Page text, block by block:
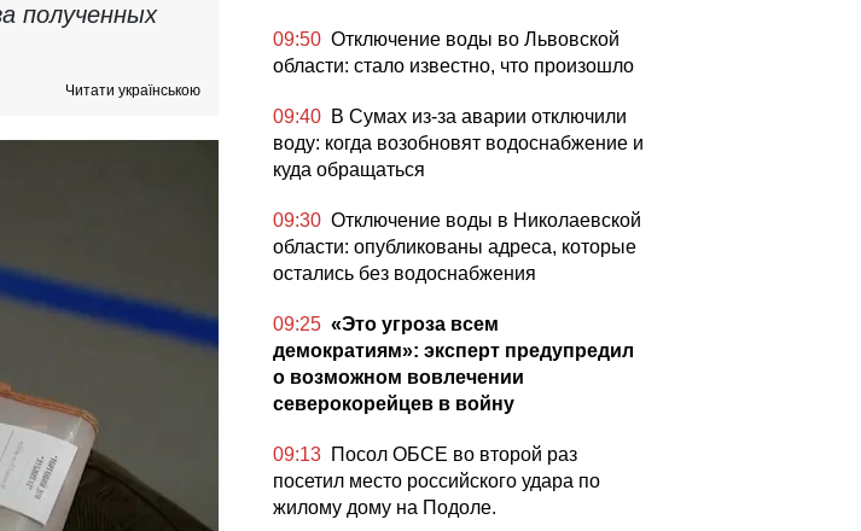
полученных
Читати українською
09:50 Отключение воды во Львовской
области: стало известно, что произошло
09:40 В Сумах из-за аварии отключили
воду: когда возобновят водоснабжение и
куда обращаться
09:30 Отключение воды в Николаевской
области: опубликованы адреса, которые
остались без водоснабжения
09:25 «Это угроза всем
демократиям»: эксперт предупредил
о возможном вовлечении
северокорейцев в войну
09:13 Посол ОБСЕ во второй раз
посетил место российского удара по
жилому дому на Подоле.